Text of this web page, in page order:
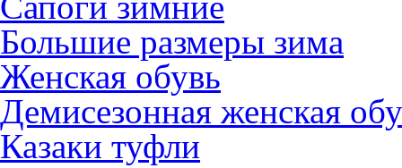
Большие размеры зима
Женская обувь
Демисезонная женская
Казаки туфли